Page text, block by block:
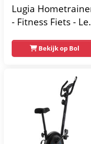
Lugia
- Fitness Fiets -
Verstelbaar Zadel -
0-100%
Hartslagfunctie -
Max 130kg -
Extreem Stil
Bekijk op Bol